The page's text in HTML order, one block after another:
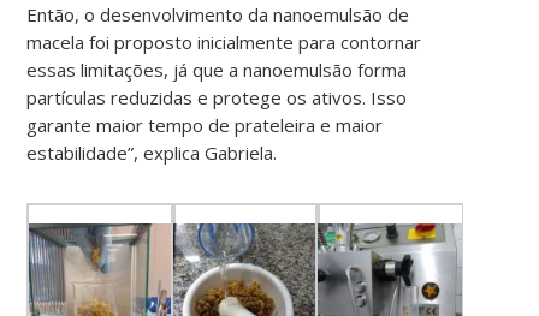
Então, o desenvolvimento da nanoemulsão de
macela foi proposto inicialmente para contornar
essas limitações, já que a nanoemulsão forma
partículas reduzidas e protege os ativos. Isso
garante maior tempo de prateleira e maior
estabilidade”, explica Gabriela.